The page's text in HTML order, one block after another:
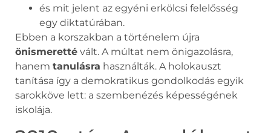
és mit jelent az egyéni erkölcsi felelősség
egy diktatúrában.
Ebben a korszakban a történelem újra
önismeretté vált. A múltat nem önigazolásra,
hanem tanulásra használták. A holokauszt
tanítása így a demokratikus gondolkodás egyik
sarokköve lett: a szembenézés képességének
iskolája.